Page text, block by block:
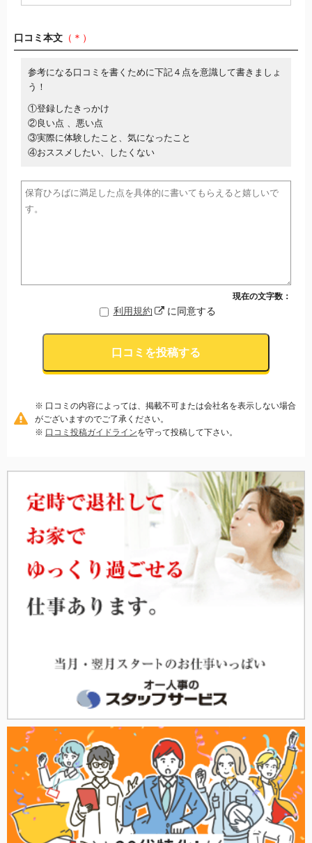
口コミ本文 （＊）
参考になる口コミを書くために下記４点を意識して書きましょ
う！
①登録したきっかけ
②良い点 、悪い点
③実際に体験したこと、気になったこと
④おススメしたい、したくない
現在の文字数：
利用規約 に同意する
口コミを投稿する
※ 口コミの内容によっては、掲載不可または会社名を表示しない場合
がございますのでご了承ください。
※ 口コミ投稿ガイドラインを守って投稿して下さい。